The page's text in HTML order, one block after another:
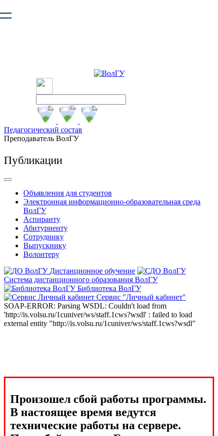
безопасную работу с сайтом. Пожалуйста
Педагогический состав
Преподаватель ВолГУ
Публикации
Объявления для студентов
Электронная информационно-образовательная среда
ВолГУ
Аспиранту
Абитуриенту
Сотруднику
Выпускнику
Волонтеру
Дистанционное обучение
Система дистанционного образования ВолГУ
Библиотека ВолГУ
Сервис "Личный кабинет"
SOAP-ERROR: Parsing WSDL: Couldn't load from
'http://is.volsu.ru/1cuniver/ws/staff.1cws?wsdl' : failed to load
external entity "http://is.volsu.ru/1cuniver/ws/staff.1cws?wsdl"
Произошел сбой работы программы.
В настоящее время ведутся
технические работы на сервере.